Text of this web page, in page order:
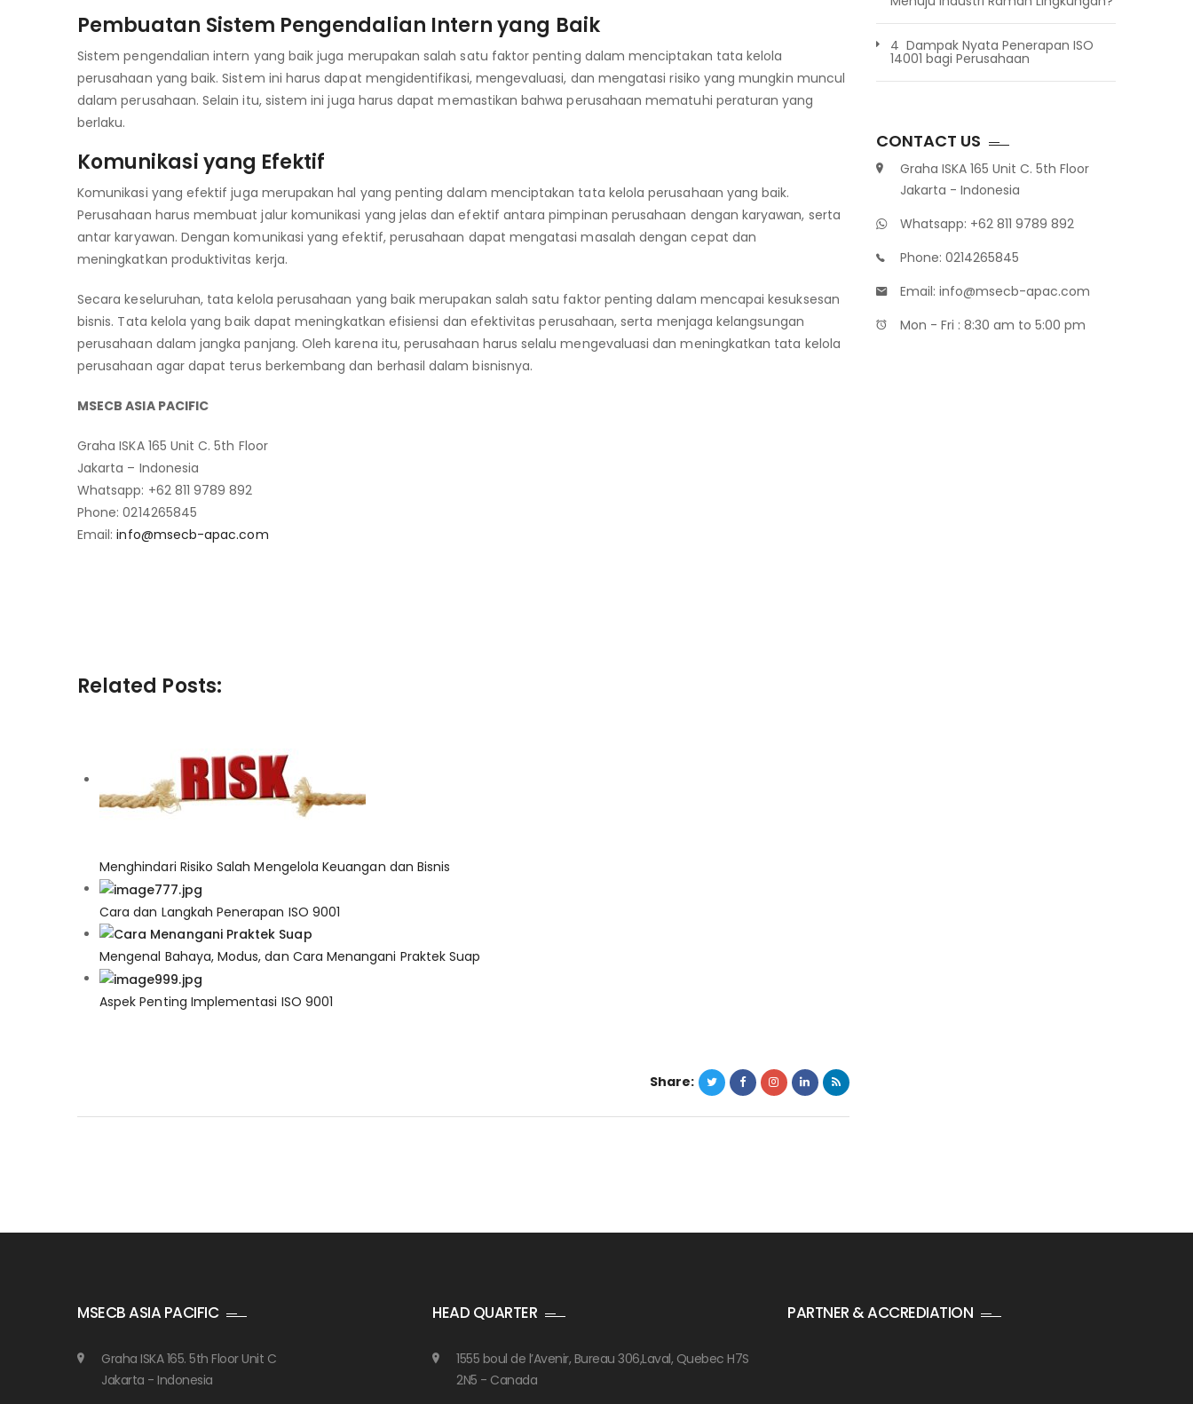
Pembuatan Sistem Pengendalian Intern yang Baik
Sistem pengendalian intern yang baik juga merupakan salah satu faktor penting dalam menciptakan tata kelola
perusahaan yang baik. Sistem ini harus dapat mengidentifikasi, mengevaluasi, dan mengatasi risiko yang mungkin muncul
dalam perusahaan. Selain itu, sistem ini juga harus dapat memastikan bahwa perusahaan mematuhi peraturan yang
berlaku.
Komunikasi yang Efektif
Komunikasi yang efektif juga merupakan hal yang penting dalam menciptakan tata kelola perusahaan yang baik.
Perusahaan harus membuat jalur komunikasi yang jelas dan efektif antara pimpinan perusahaan dengan karyawan, serta
antar karyawan. Dengan komunikasi yang efektif, perusahaan dapat mengatasi masalah dengan cepat dan
meningkatkan produktivitas kerja.
Secara keseluruhan, tata kelola perusahaan yang baik merupakan salah satu faktor penting dalam mencapai kesuksesan
bisnis. Tata kelola yang baik dapat meningkatkan efisiensi dan efektivitas perusahaan, serta menjaga kelangsungan
perusahaan dalam jangka panjang. Oleh karena itu, perusahaan harus selalu mengevaluasi dan meningkatkan tata kelola
perusahaan agar dapat terus berkembang dan berhasil dalam bisnisnya.
MSECB ASIA PACIFIC
Graha ISKA 165 Unit C. 5th Floor
Jakarta – Indonesia
Whatsapp: +62 811 9789 892
Phone: 0214265845
Email:info@msecb-apac.com
Related Posts:
Menghindari Risiko Salah Mengelola Keuangan dan Bisnis
Cara dan Langkah Penerapan ISO 9001
Mengenal Bahaya, Modus, dan Cara Menangani Praktek Suap
Aspek Penting Implementasi ISO 9001
Share:
4 Dampak Nyata Penerapan ISO
14001 bagi Perusahaan
CONTACT US
Graha ISKA 165 Unit C. 5th Floor
Jakarta - Indonesia
Whatsapp: +62 811 9789 892
Phone: 0214265845
Email: info@msecb-apac.com
Mon - Fri : 8:30 am to 5:00 pm
MSECB ASIA PACIFIC
Graha ISKA 165. 5th Floor Unit C
Jakarta - Indonesia
HEAD QUARTER
1555 boul de l’Avenir, Bureau 306,Laval, Quebec H7S
2N5 - Canada
PARTNER & ACCREDIATION